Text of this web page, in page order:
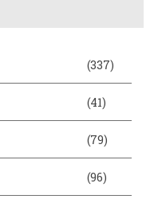
(337)
(41)
(79)
(96)